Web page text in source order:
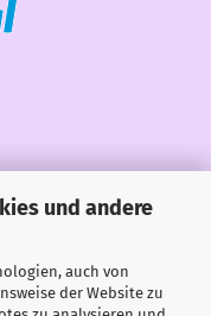
und andere
auch von
der Website zu